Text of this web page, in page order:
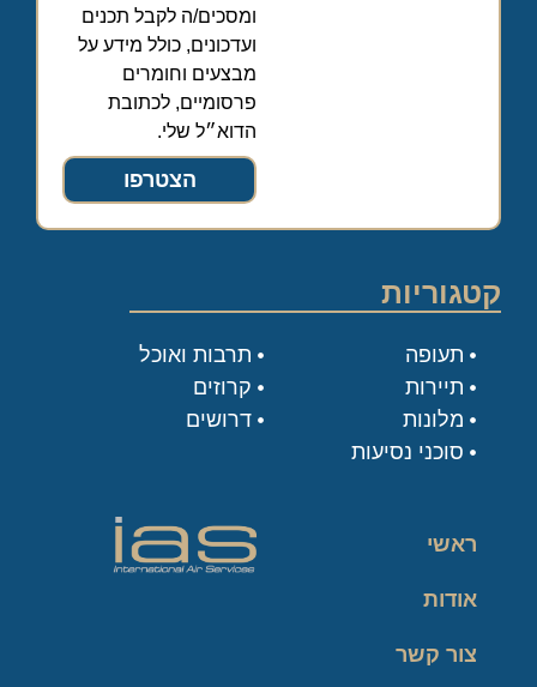
ומסכים/ה לקבל תכנים
ועדכונים, כולל מידע על
מבצעים וחומרים
פרסומיים, לכתובת
הדוא״ל שלי.
הצטרפו
קטגוריות
תעופה
תיירות
מלונות
סוכני נסיעות
תרבות ואוכל
קרוזים
דרושים
ראשי
אודות
צור קשר